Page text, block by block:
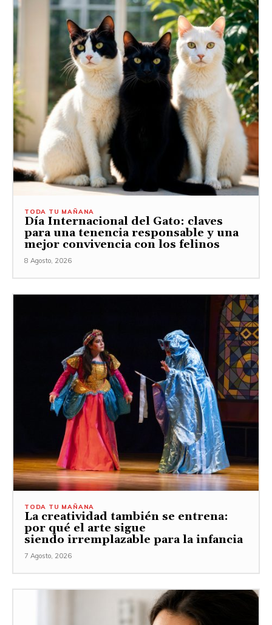
TODA TU MAÑANA
Día Internacional del Gato: claves
para una tenencia responsable y una
mejor convivencia con los felinos
8 Agosto, 2026
TODA TU MAÑANA
La creatividad también se entrena:
por qué el arte sigue
siendo irremplazable para la infancia
7 Agosto, 2026